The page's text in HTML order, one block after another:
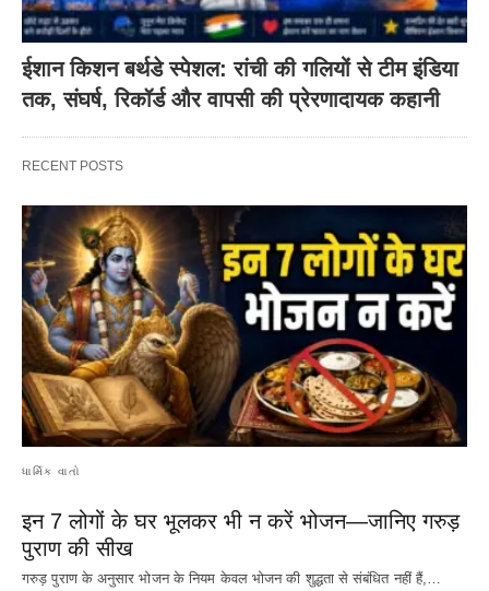
ईशान किशन बर्थडे स्पेशल: रांची की गलियों से टीम इंडिया
तक, संघर्ष, रिकॉर्ड और वापसी की प्रेरणादायक कहानी
RECENT POSTS
ધાર્મિક વાતો
इन 7 लोगों के घर भूलकर भी न करें भोजन—जानिए गरुड़
पुराण की सीख
गरुड़ पुराण के अनुसार भोजन के नियम केवल भोजन की शुद्धता से संबंधित नहीं हैं,…